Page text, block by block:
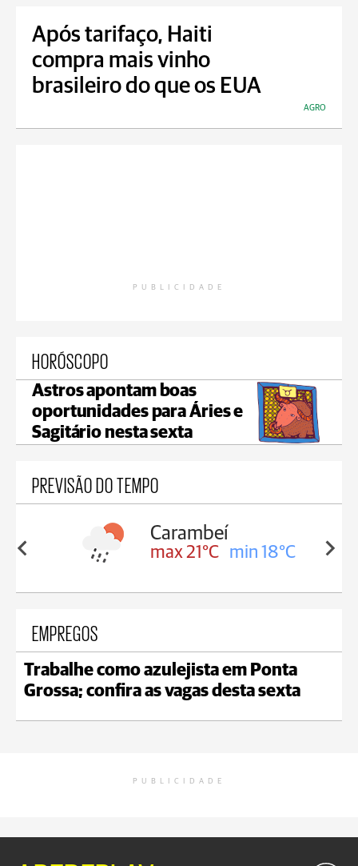
Após tarifaço, Haiti
compra mais vinho
brasileiro do que os EUA
AGRO
PUBLICIDADE
HORÓSCOPO
Astros apontam boas
oportunidades para Áries e
Sagitário nesta sexta
PREVISÃO DO TEMPO
18°C
Carambeí
max 21°C min 18°C
EMPREGOS
Trabalhe como azulejista em Ponta
Grossa; confira as vagas desta sexta
PUBLICIDADE